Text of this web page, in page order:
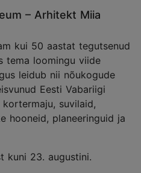
– Arhitekt Miia
kui 50 aastat tegutsenud
tema loomingu viide
leidub nii nõukogude
Eesti Vabariigi
suvilaid,
hooneid, planeeringuid ja
kuni 23. augustini.